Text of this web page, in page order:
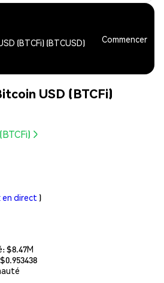
(BTCFi) (BTCUSD)
Commencer
USD (BTCFi)
en direct )
$8.47M
0.953438